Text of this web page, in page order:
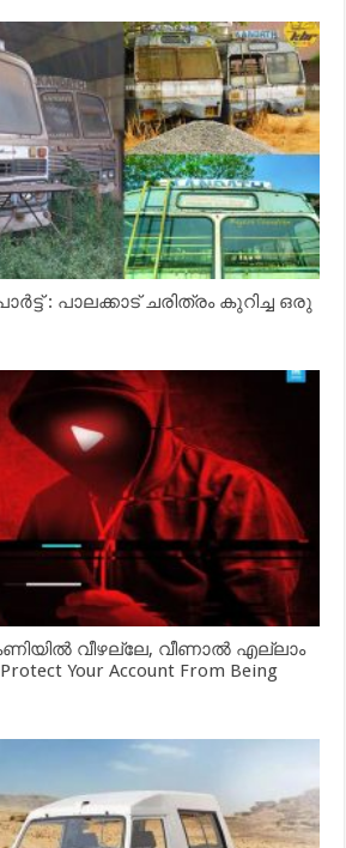
: പാലക്കാട് ചരിത്രം കുറിച്ച ഒരു
വീഴല്ലേ, വീണാൽ എല്ലാം
Your Account From Being